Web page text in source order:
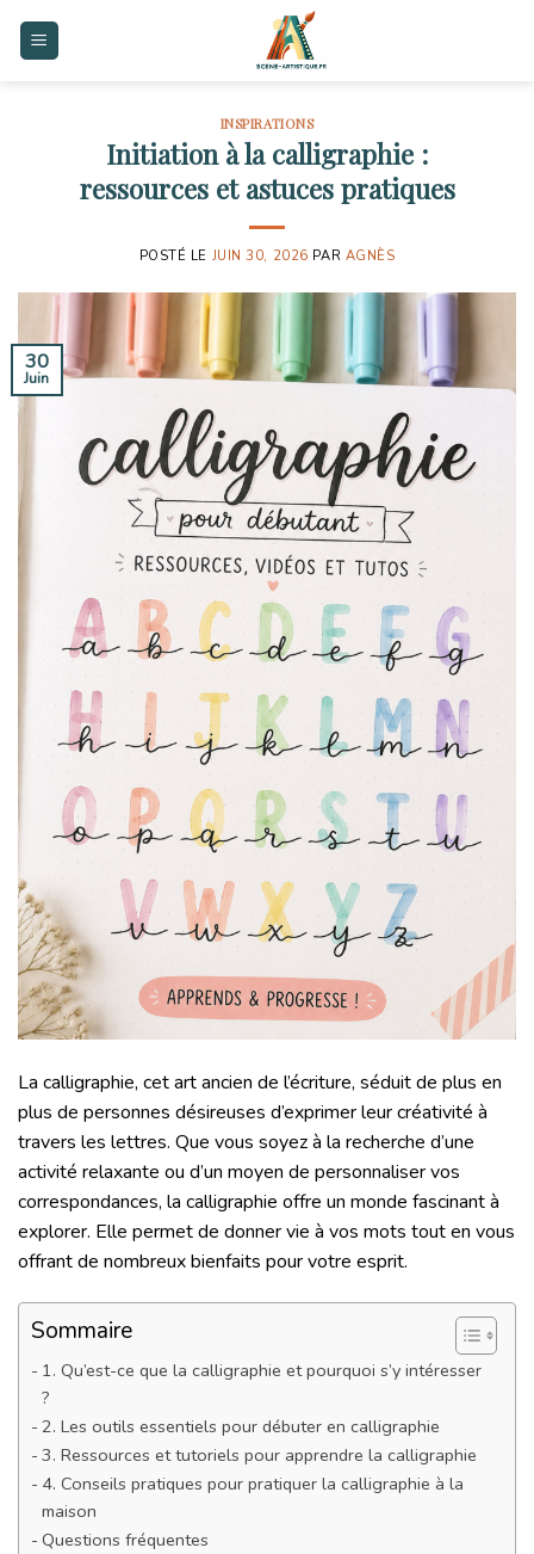
INSPIRATIONS
Initiation à la calligraphie :
ressources et astuces pratiques
POSTÉ LE JUIN 30, 2026 PAR AGNÈS
30
Juin
La calligraphie, cet art ancien de l’écriture, séduit de plus en
plus de personnes désireuses d’exprimer leur créativité à
travers les lettres. Que vous soyez à la recherche d’une
activité relaxante ou d’un moyen de personnaliser vos
correspondances, la calligraphie offre un monde fascinant à
explorer. Elle permet de donner vie à vos mots tout en vous
offrant de nombreux bienfaits pour votre esprit.
Sommaire
1. Qu’est-ce que la calligraphie et pourquoi s’y intéresser
?
2. Les outils essentiels pour débuter en calligraphie
3. Ressources et tutoriels pour apprendre la calligraphie
4. Conseils pratiques pour pratiquer la calligraphie à la
maison
Questions fréquentes